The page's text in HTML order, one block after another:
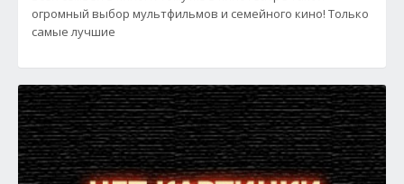
огромный выбор мультфильмов и семейного кино! Только
самые лучшие